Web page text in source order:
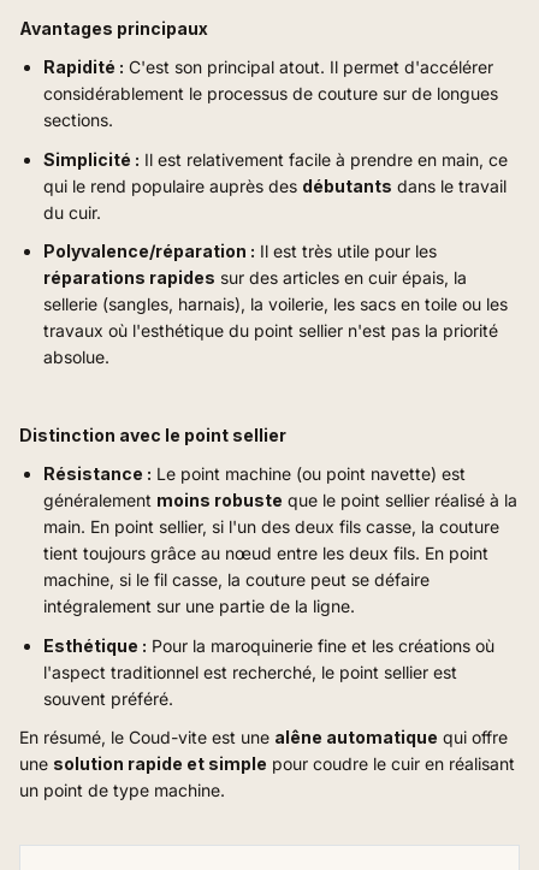
Avantages principaux
Rapidité : C'est son principal atout. Il permet d'accélérer
considérablement le processus de couture sur de longues
sections.
Simplicité : Il est relativement facile à prendre en main, ce
qui le rend populaire auprès des débutants dans le travail
du cuir.
Polyvalence/réparation : Il est très utile pour les
réparations rapides sur des articles en cuir épais, la
sellerie (sangles, harnais), la voilerie, les sacs en toile ou les
travaux où l'esthétique du point sellier n'est pas la priorité
absolue.
Distinction avec le point sellier
Résistance : Le point machine (ou point navette) est
généralement moins robuste que le point sellier réalisé à la
main. En point sellier, si l'un des deux fils casse, la couture
tient toujours grâce au nœud entre les deux fils. En point
machine, si le fil casse, la couture peut se défaire
intégralement sur une partie de la ligne.
Esthétique : Pour la maroquinerie fine et les créations où
l'aspect traditionnel est recherché, le point sellier est
souvent préféré.
En résumé, le Coud-vite est une alêne automatique qui offre
une solution rapide et simple pour coudre le cuir en réalisant
un point de type machine.